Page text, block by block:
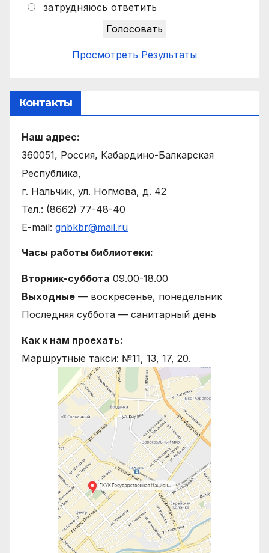
затрудняюсь ответить
Просмотреть Результаты
Контакты
Наш адрес:
360051, Россия, Кабардино-Балкарская
Республика,
г. Нальчик, ул. Ногмова, д. 42
Тел.: (8662) 77-48-40
E-mail: gnbkbr@mail.ru
Часы работы библиотеки:
Вторник-суббота 09.00-18.00
Выходные — воскресенье, понедельник
Последняя суббота — санитарный день
Как к нам проехать:
Маршрутные такси: №11, 13, 17, 20.